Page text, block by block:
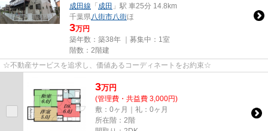
成田線 「成田 」駅 車25分 14.8km
千葉県 八街市八街ほ
3万円
築年数：築38年 ｜募集中： 1室
階数：2階建
☆不動産サービスを追求し、価値あるコーディネートをお約束☆
3万円
(管理費・共益費 3,000円)
敷：0ヶ月｜礼：0ヶ月
所在階：2階